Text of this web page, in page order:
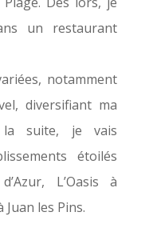
un restaurant
notamment
diversifiant ma
la suite, je vais
étoilés
L’Oasis à
les Pins.